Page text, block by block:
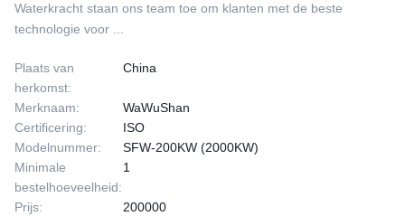
Waterkracht staan ons team toe om klanten met de beste
technologie voor ...
Plaats van
herkomst:
China
Merknaam:
WaWuShan
Certificering:
ISO
Modelnummer:
SFW-200KW (2000KW)
Minimale
bestelhoeveelheid:
1
Prijs: 200000